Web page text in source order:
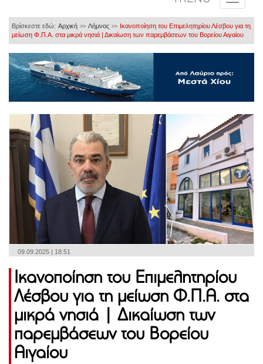
Βρίσκεστε εδώ: Αρχική >> Λήμνος >> Ικανοποίηση του Επιμελητηρίου Λέσβου για τη
μείωση Φ.Π.Α. στα μικρά νησιά | Δικαίωση των παρεμβάσεων του Βορείου Αιγαίου
09.09.2025 | 18:51
Ικανοποίηση του Επιμελητηρίου
Λέσβου για τη μείωση Φ.Π.Α. στα
μικρά νησιά | Δικαίωση των
παρεμβάσεων του Βορείου
Αιγαίου